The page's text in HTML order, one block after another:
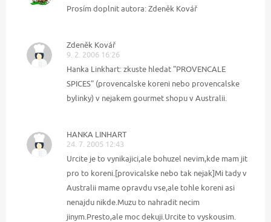
Prosím doplnit autora: Zdeněk Kovář
Zdeněk Kovář
9. 2. 2006 16:26
Hanka Linkhart: zkuste hledat "PROVENCALE
SPICES" (provencalske koreni nebo provencalske
bylinky) v nejakem gourmet shopu v Australii.
HANKA LINHART
24. 7. 2005 12:43
Urcite je to vynikajici,ale bohuzel nevim,kde mam jit
pro to koreni.[provicalske nebo tak nejak]Mi tady v
Australii mame opravdu vse,ale tohle koreni asi
nenajdu nikde.Muzu to nahradit necim
jinym.Presto,ale moc dekuji.Urcite to vyskousim.